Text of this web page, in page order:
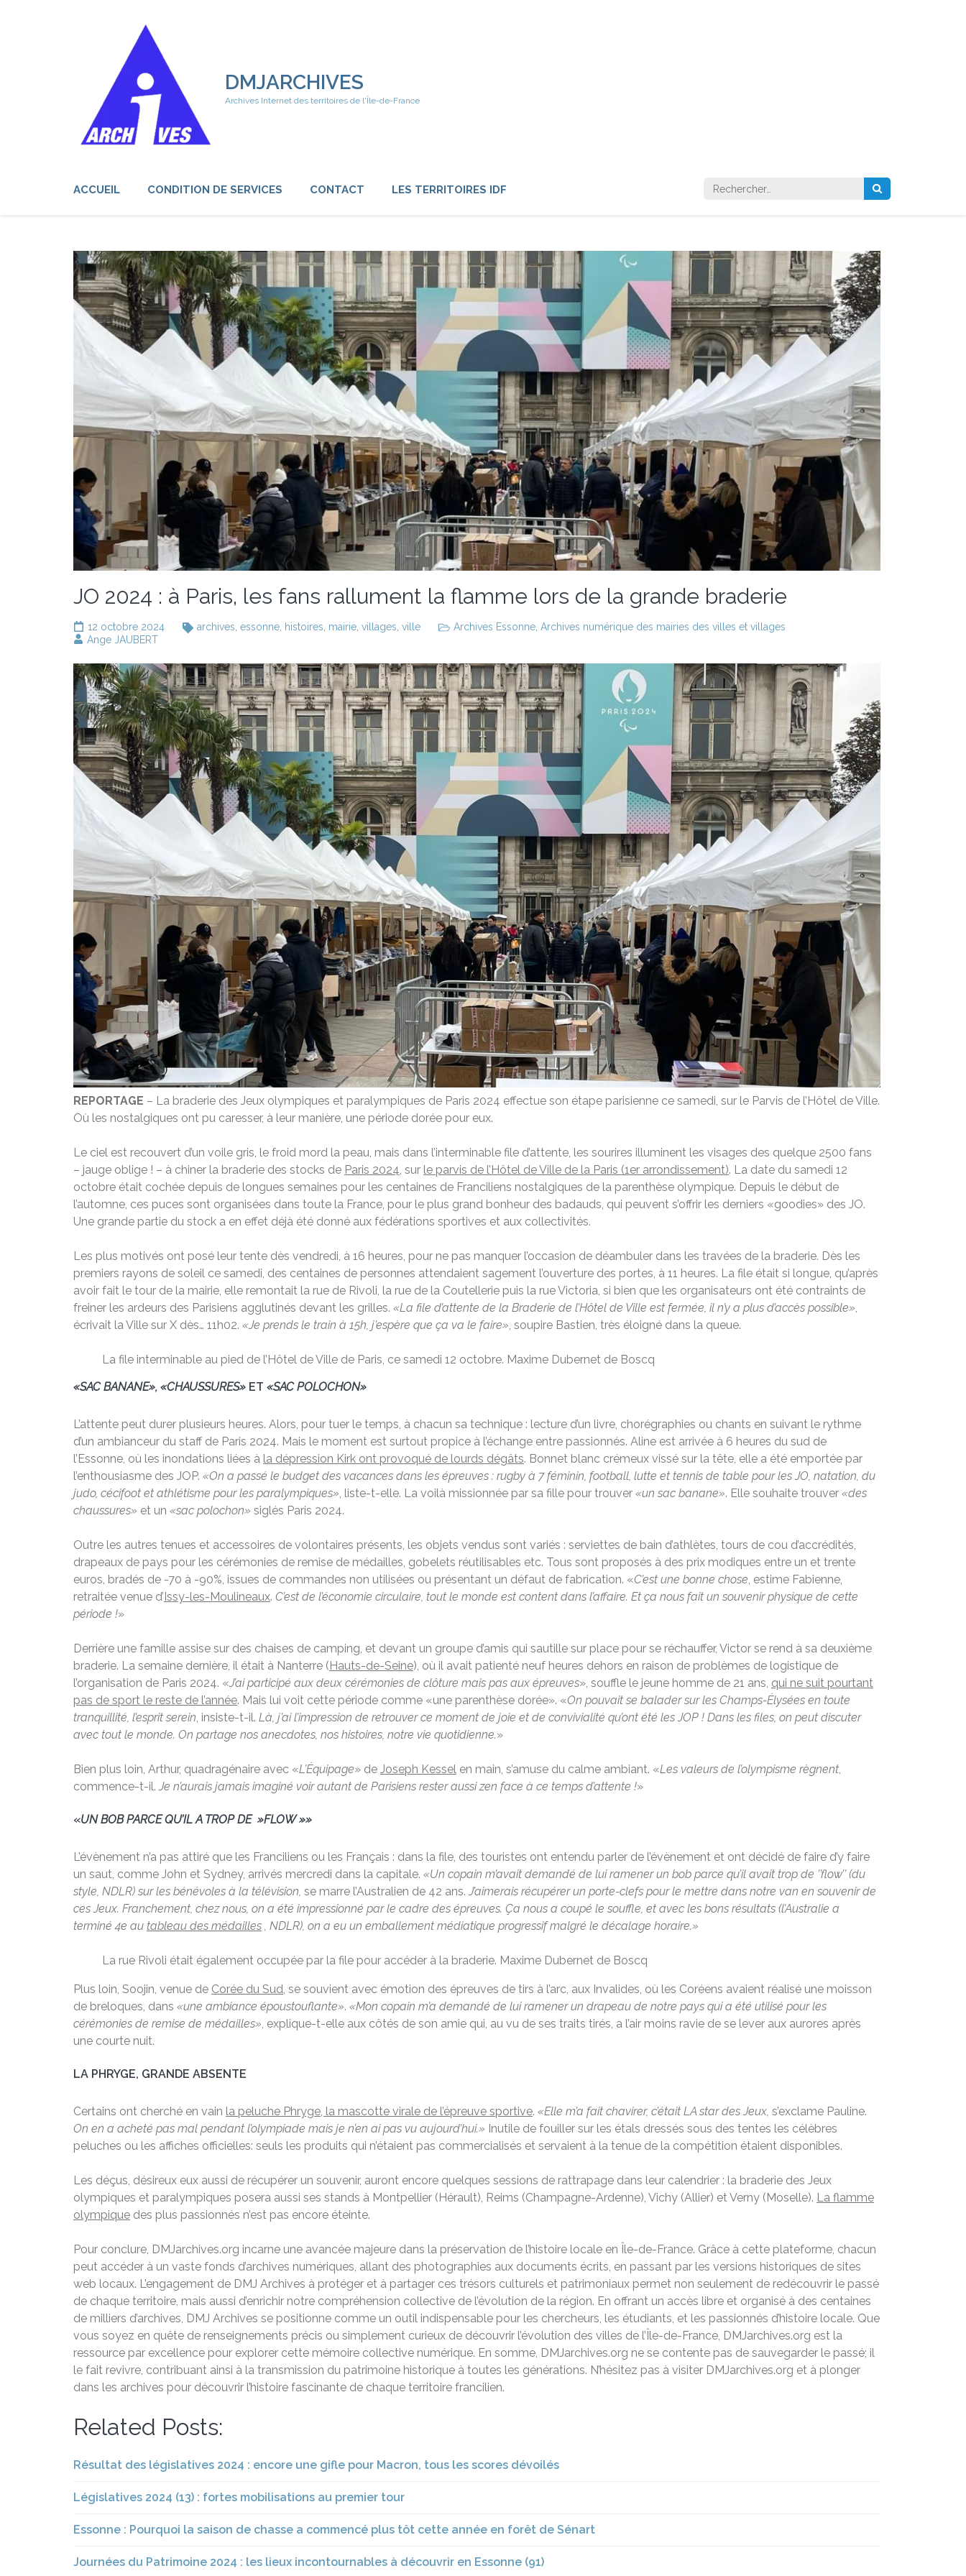
DMJARCHIVES
Archives Internet des territoires de l'Île-de-France
ACCUEIL CONDITION DE SERVICES CONTACT LES TERRITOIRES IDF Rechercher :
JO 2024 : à Paris, les fans rallument la flamme lors de la grande braderie
12 octobre 2024 archives, essonne, histoires, mairie, villages, ville Archives Essonne, Archives numérique des mairies des villes et villages
Ange JAUBERT
REPORTAGE – La braderie des Jeux olympiques et paralympiques de Paris 2024 effectue son étape parisienne ce samedi, sur le Parvis de l’Hôtel de Ville.
Où les nostalgiques ont pu caresser, à leur manière, une période dorée pour eux.
Le ciel est recouvert d’un voile gris, le froid mord la peau, mais dans l’interminable file d’attente, les sourires illuminent les visages des quelque 2500 fans
– jauge oblige ! – à chiner la braderie des stocks de Paris 2024, sur le parvis de l’Hôtel de Ville de la Paris (1er arrondissement). La date du samedi 12
octobre était cochée depuis de longues semaines pour les centaines de Franciliens nostalgiques de la parenthèse olympique. Depuis le début de
l’automne, ces puces sont organisées dans toute la France, pour le plus grand bonheur des badauds, qui peuvent s’offrir les derniers «goodies» des JO.
Une grande partie du stock a en effet déjà été donné aux fédérations sportives et aux collectivités.
Les plus motivés ont posé leur tente dès vendredi, à 16 heures, pour ne pas manquer l’occasion de déambuler dans les travées de la braderie. Dès les
premiers rayons de soleil ce samedi, des centaines de personnes attendaient sagement l’ouverture des portes, à 11 heures. La file était si longue, qu’après
avoir fait le tour de la mairie, elle remontait la rue de Rivoli, la rue de la Coutellerie puis la rue Victoria, si bien que les organisateurs ont été contraints de
freiner les ardeurs des Parisiens agglutinés devant les grilles. «La file d’attente de la Braderie de l’Hôtel de Ville est fermée, il n’y a plus d’accès possible»,
écrivait la Ville sur X dès… 11h02. «Je prends le train à 15h, j’espère que ça va le faire», soupire Bastien, très éloigné dans la queue.
La file interminable au pied de l’Hôtel de Ville de Paris, ce samedi 12 octobre. Maxime Dubernet de Boscq
«SAC BANANE», «CHAUSSURES» ET «SAC POLOCHON»
L’attente peut durer plusieurs heures. Alors, pour tuer le temps, à chacun sa technique : lecture d’un livre, chorégraphies ou chants en suivant le rythme
d’un ambianceur du staff de Paris 2024. Mais le moment est surtout propice à l’échange entre passionnés. Aline est arrivée à 6 heures du sud de
l’Essonne, où les inondations liées à la dépression Kirk ont provoqué de lourds dégâts. Bonnet blanc crémeux vissé sur la tête, elle a été emportée par
l’enthousiasme des JOP. «On a passé le budget des vacances dans les épreuves : rugby à 7 féminin, football, lutte et tennis de table pour les JO, natation, du
judo, cécifoot et athlétisme pour les paralympiques», liste-t-elle. La voilà missionnée par sa fille pour trouver «un sac banane». Elle souhaite trouver «des
chaussures» et un «sac polochon» siglés Paris 2024.
Outre les autres tenues et accessoires de volontaires présents, les objets vendus sont variés : serviettes de bain d’athlètes, tours de cou d’accrédités,
drapeaux de pays pour les cérémonies de remise de médailles, gobelets réutilisables etc. Tous sont proposés à des prix modiques entre un et trente
euros, bradés de -70 à -90%, issues de commandes non utilisées ou présentant un défaut de fabrication. «C’est une bonne chose, estime Fabienne,
retraitée venue d’Issy-les-Moulineaux. C’est de l’économie circulaire, tout le monde est content dans l’affaire. Et ça nous fait un souvenir physique de cette
période !»
Derrière une famille assise sur des chaises de camping, et devant un groupe d’amis qui sautille sur place pour se réchauffer, Victor se rend à sa deuxième
braderie. La semaine dernière, il était à Nanterre (Hauts-de-Seine), où il avait patienté neuf heures dehors en raison de problèmes de logistique de
l’organisation de Paris 2024. «J’ai participé aux deux cérémonies de clôture mais pas aux épreuves», souffle le jeune homme de 21 ans, qui ne suit pourtant
pas de sport le reste de l’année. Mais lui voit cette période comme «une parenthèse dorée». «On pouvait se balader sur les Champs-Élysées en toute
tranquillité, l’esprit serein, insiste-t-il. Là, j’ai l’impression de retrouver ce moment de joie et de convivialité qu’ont été les JOP ! Dans les files, on peut discuter
avec tout le monde. On partage nos anecdotes, nos histoires, notre vie quotidienne.»
Bien plus loin, Arthur, quadragénaire avec «L’Équipage» de Joseph Kessel en main, s’amuse du calme ambiant. «Les valeurs de l’olympisme règnent,
commence-t-il. Je n’aurais jamais imaginé voir autant de Parisiens rester aussi zen face à ce temps d’attente !»
«UN BOB PARCE QU’IL A TROP DE »FLOW »»
L’évènement n’a pas attiré que les Franciliens ou les Français : dans la file, des touristes ont entendu parler de l’évènement et ont décidé de faire d’y faire
un saut, comme John et Sydney, arrivés mercredi dans la capitale. «Un copain m’avait demandé de lui ramener un bob parce qu’il avait trop de ’’flow’’ (du
style, NDLR) sur les bénévoles à la télévision, se marre l’Australien de 42 ans.J’aimerais récupérer un porte-clefs pour le mettre dans notre van en souvenir de
ces Jeux. Franchement, chez nous, on a été impressionné par le cadre des épreuves. Ça nous a coupé le souffle, et avec les bons résultats (l’Australie a
terminé 4e au tableau des médailles , NDLR), on a eu un emballement médiatique progressif malgré le décalage horaire.»
La rue Rivoli était également occupée par la file pour accéder à la braderie. Maxime Dubernet de Boscq
Plus loin, Soojin, venue de Corée du Sud, se souvient avec émotion des épreuves de tirs à l’arc, aux Invalides, où les Coréens avaient réalisé une moisson
de breloques, dans «une ambiance époustouflante». «Mon copain m’a demandé de lui ramener un drapeau de notre pays qui a été utilisé pour les
cérémonies de remise de médailles», explique-t-elle aux côtés de son amie qui, au vu de ses traits tirés, a l’air moins ravie de se lever aux aurores après
une courte nuit.
LA PHRYGE, GRANDE ABSENTE
Certains ont cherché en vain la peluche Phryge, la mascotte virale de l’épreuve sportive. «Elle m’a fait chavirer, c’était LA star des Jeux, s’exclame Pauline.
On en a acheté pas mal pendant l’olympiade mais je n’en ai pas vu aujourd’hui.» Inutile de fouiller sur les étals dressés sous des tentes les célèbres
peluches ou les affiches officielles: seuls les produits qui n’étaient pas commercialisés et servaient à la tenue de la compétition étaient disponibles.
Les déçus, désireux eux aussi de récupérer un souvenir, auront encore quelques sessions de rattrapage dans leur calendrier : la braderie des Jeux
olympiques et paralympiques posera aussi ses stands à Montpellier (Hérault), Reims (Champagne-Ardenne), Vichy (Allier) et Verny (Moselle). La flamme
olympique des plus passionnés n’est pas encore éteinte.
Pour conclure, DMJarchives.org incarne une avancée majeure dans la préservation de l’histoire locale en Île-de-France. Grâce à cette plateforme, chacun
peut accéder à un vaste fonds d’archives numériques, allant des photographies aux documents écrits, en passant par les versions historiques de sites
web locaux. L’engagement de DMJ Archives à protéger et à partager ces trésors culturels et patrimoniaux permet non seulement de redécouvrir le passé
de chaque territoire, mais aussi d’enrichir notre compréhension collective de l’évolution de la région. En offrant un accès libre et organisé à des centaines
de milliers d’archives, DMJ Archives se positionne comme un outil indispensable pour les chercheurs, les étudiants, et les passionnés d’histoire locale. Que
vous soyez en quête de renseignements précis ou simplement curieux de découvrir l’évolution des villes de l’Île-de-France, DMJarchives.org est la
ressource par excellence pour explorer cette mémoire collective numérique. En somme, DMJarchives.org ne se contente pas de sauvegarder le passé; il
le fait revivre, contribuant ainsi à la transmission du patrimoine historique à toutes les générations. N’hésitez pas à visiter DMJarchives.org et à plonger
dans les archives pour découvrir l’histoire fascinante de chaque territoire francilien.
Related Posts:
Résultat des législatives 2024 : encore une gifle pour Macron, tous les scores dévoilés
Législatives 2024 (13) : fortes mobilisations au premier tour
Essonne : Pourquoi la saison de chasse a commencé plus tôt cette année en forêt de Sénart
Journées du Patrimoine 2024 : les lieux incontournables à découvrir en Essonne (91)